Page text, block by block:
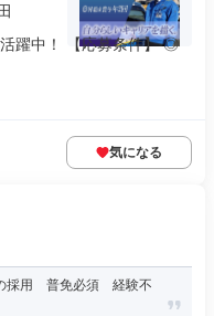
躍中！ 【応募条件】 ◎
気になる
採用 普免必須 経験不